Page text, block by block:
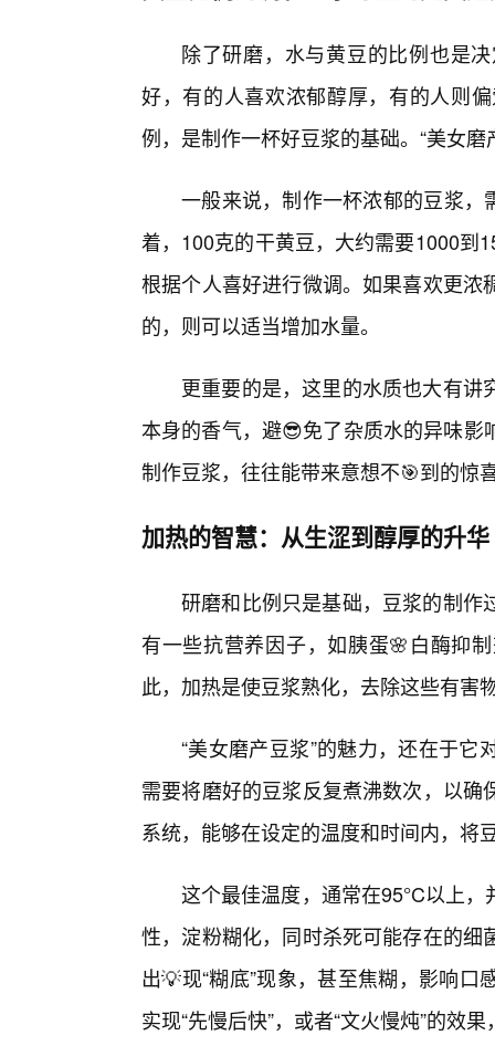
除了研磨，水与黄豆的比例也是
好，有的人喜欢浓郁醇厚，有的人则
例，是制作一杯好豆浆的基础。“美女
一般来说，制作一杯浓郁的豆浆
着，100克的干黄豆，大约需要1000到
根据个人喜好进行微调。如果喜欢更
的，则可以适当增加水量。
更重要的是，这里的水质也大有
本身的香气，避😎免了杂质水的异味
制作豆浆，往往能带来意想不🎯到的惊
加热的智慧：从生涩到醇厚的升华
研磨和比例只是基础，豆浆的制作
有一些抗营养因子，如胰蛋🌸白酶抑
此，加热是使豆浆熟化，去除这些有害
“美女磨产豆浆”的魅力，还在于
需要将磨好的豆浆反复煮沸数次，以
系统，能够在设定的温度和时间内，将
这个最佳温度，通常在95°C以上
性，淀粉糊化，同时杀死可能存在的
出💡现“糊底”现象，甚至焦糊，影响
实现“先慢后快”，或者“文火慢炖”的效